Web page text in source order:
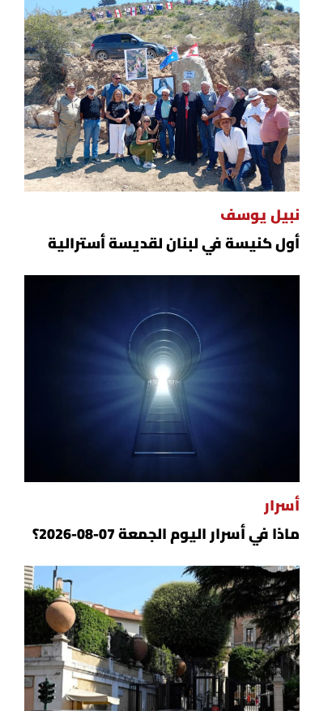
نبيل يوسف
أول كنيسة في لبنان لقديسة أسترالية
أسرار
ماذا في أسرار اليوم الجمعة 07-08-2026؟